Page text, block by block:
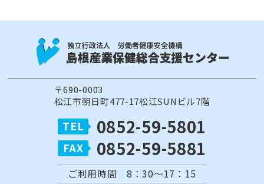
〒690-0003
松江市朝日町477-17松江SUNビル7階
0852-59-5801
0852-59-5881
ご利用時間 8：30～17：15